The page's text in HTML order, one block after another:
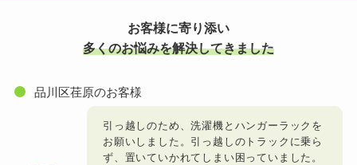
お客様に寄り添い
多くのお悩みを解決してきました
品川区荏原のお客様
引っ越しのため、洗濯機とハンガーラックを
お願いしました。引っ越しのトラックに乗ら
ず、置いていかれてしまい困っていました。